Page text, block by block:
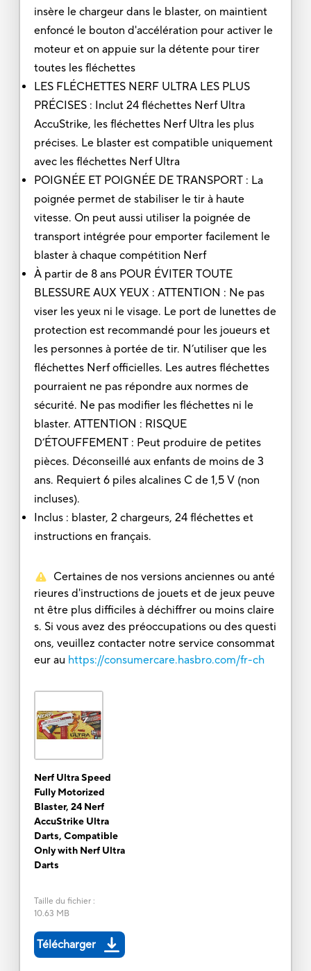
insère le chargeur dans le blaster, on maintient
enfoncé le bouton d'accélération pour activer le
moteur et on appuie sur la détente pour tirer
toutes les fléchettes
LES FLÉCHETTES NERF ULTRA LES PLUS
PRÉCISES : Inclut 24 fléchettes Nerf Ultra
AccuStrike, les fléchettes Nerf Ultra les plus
précises. Le blaster est compatible uniquement
avec les fléchettes Nerf Ultra
POIGNÉE ET POIGNÉE DE TRANSPORT : La
poignée permet de stabiliser le tir à haute
vitesse. On peut aussi utiliser la poignée de
transport intégrée pour emporter facilement le
blaster à chaque compétition Nerf
À partir de 8 ans POUR ÉVITER TOUTE
BLESSURE AUX YEUX : ATTENTION : Ne pas
viser les yeux ni le visage. Le port de lunettes de
protection est recommandé pour les joueurs et
les personnes à portée de tir. N’utiliser que les
fléchettes Nerf officielles. Les autres fléchettes
pourraient ne pas répondre aux normes de
sécurité. Ne pas modifier les fléchettes ni le
blaster. ATTENTION : RISQUE
D’ÉTOUFFEMENT : Peut produire de petites
pièces. Déconseillé aux enfants de moins de 3
ans. Requiert 6 piles alcalines C de 1,5 V (non
incluses).
Inclus : blaster, 2 chargeurs, 24 fléchettes et
instructions en français.
Certaines de nos versions anciennes ou anté
rieures d'instructions de jouets et de jeux peuve
nt être plus difficiles à déchiffrer ou moins claire
s. Si vous avez des préoccupations ou des questi
ons, veuillez contacter notre service consommat
eur au https://consumercare.hasbro.com/fr-ch
Nerf Ultra Speed
Fully Motorized
Blaster, 24 Nerf
AccuStrike Ultra
Darts, Compatible
Only with Nerf Ultra
Darts
Taille du fichier:
10.63 MB
Télécharger